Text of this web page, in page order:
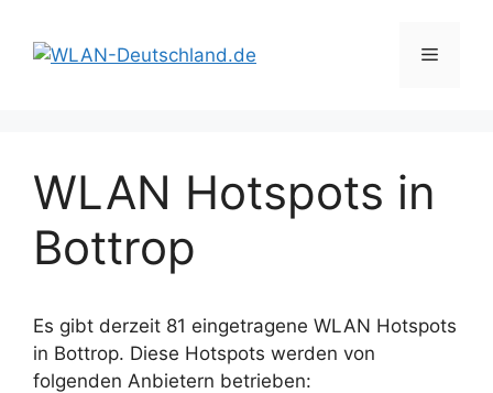
Inhalt
springen
Menü
WLAN Hotspots in
Bottrop
Es gibt derzeit 81 eingetragene WLAN Hotspots
in Bottrop. Diese Hotspots werden von
folgenden Anbietern betrieben: